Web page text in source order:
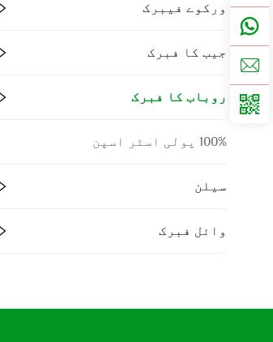
ورکوے فیبرک
جیب کا فبرک
روباب کا فبرک
100% پولی اسٹر اسپن
سیلن
وائل فبرک